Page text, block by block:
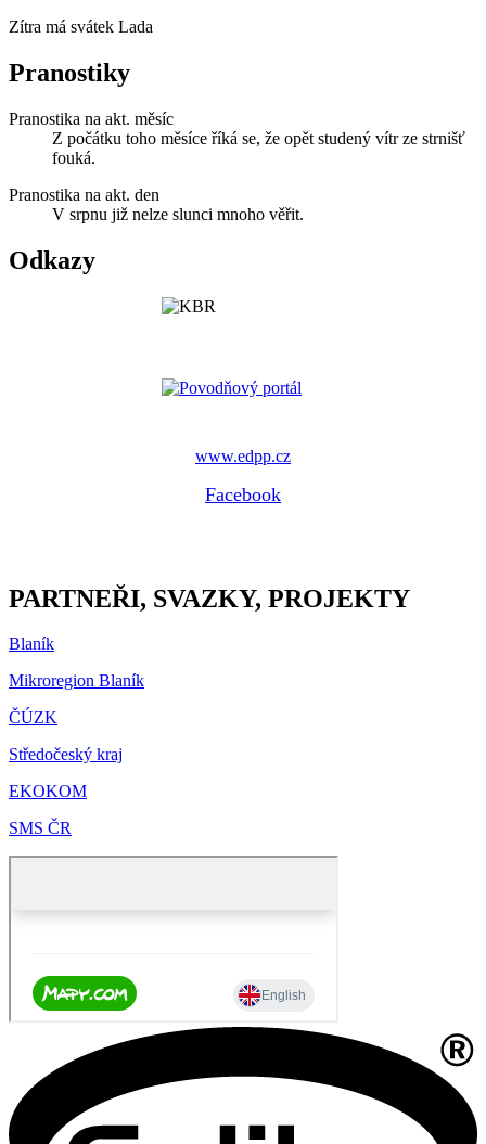
Zítra má svátek Lada
Pranostiky
Pranostika na akt. měsíc
Z počátku toho měsíce říká se, že opět studený vítr ze strnišť
fouká.
Pranostika na akt. den
V srpnu již nelze slunci mnoho věřit.
Odkazy
www.edpp.cz
Facebook
PARTNEŘI, SVAZKY, PROJEKTY
Blaník
Mikroregion Blaník
ČÚZK
Středočeský kraj
EKOKOM
SMS ČR